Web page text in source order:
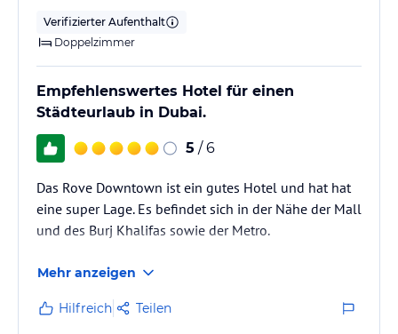
Verifizierter Aufenthalt
Doppelzimmer
Empfehlenswertes Hotel für einen
Städteurlaub in Dubai.
5 / 6
Das Rove Downtown ist ein gutes Hotel und hat hat
eine super Lage. Es befindet sich in der Nähe der Mall
und des Burj Khalifas sowie der Metro.
Mehr anzeigen
Hilfreich Teilen